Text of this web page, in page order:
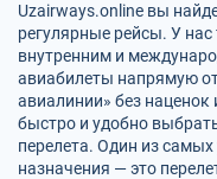
Uzairways.online вы
регулярные рейсы. У
внутренним и
авиабилеты напрямую
авиалинии» без
быстро и удобно
перелета. Один из
назначения — это